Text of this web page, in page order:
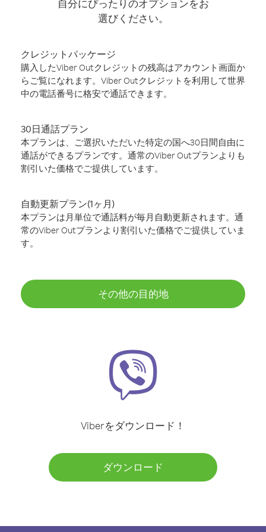
自分にぴったりのオプションをお
選びください。
クレジットパッケージ
購入したViber Outクレジットの残高はアカウント画面か
らご覧になれます。Viber Outクレジットを利用して世界
中の電話番号に格安で通話できます。
30日通話プラン
本プランは、ご選択いただいた特定の国へ30日間自由に
通話ができるプランです。通常のViber Outプランよりも
割引いた価格でご提供しています。
自動更新プラン(1ヶ月)
本プランは月単位で通話料が毎月自動更新されます。通
常のViber Outプランより割引いた価格でご提供していま
す。
その他の目的地
Viberをダウンロード！
ダウンロード